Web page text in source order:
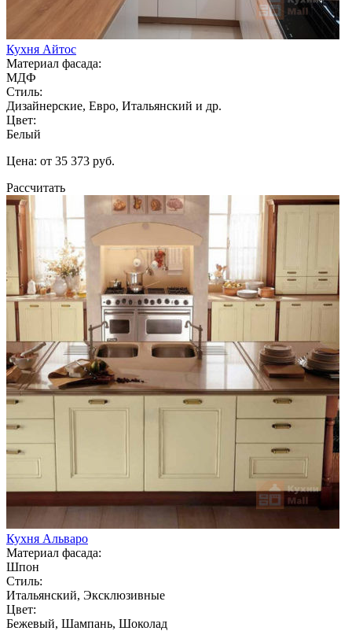
Кухня Айтос
Материал фасада:
МДФ
Стиль:
Дизайнерские, Евро, Итальянский и др.
Цвет:
Белый
Цена: от 35 373 руб.
Рассчитать
Кухня Альваро
Материал фасада:
Шпон
Стиль:
Итальянский, Эксклюзивные
Цвет:
Бежевый, Шампань, Шоколад